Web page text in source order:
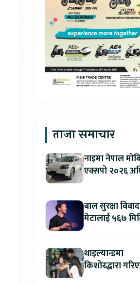
ताजा समाचार
नाइमा नेपाल
एक्सपो २०२६
बाल सुरक्षा
मेटालाई ५६७
थाइल्यान्डमा
किशोरद्धारा